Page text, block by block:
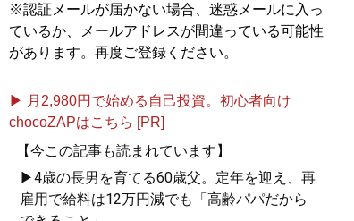
※認証メールが届かない場合、迷惑メールに入っ
ているか、メールアドレスが間違っている可能性
があります。再度ご登録ください。
▶ 月2,980円で始める自己投資。初心者向け
chocoZAPはこちら [PR]
【今この記事も読まれています】
▶4歳の長男を育てる60歳父。定年を迎え、再
雇用で給料は12万円減でも「高齢パパだから